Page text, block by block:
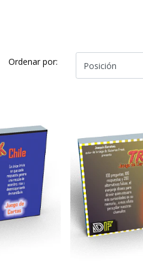
Ordenar por: